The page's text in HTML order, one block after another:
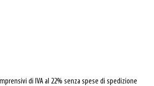
di IVA al 22% senza spese di spedizione